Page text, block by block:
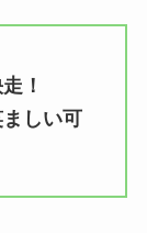
！
しい可